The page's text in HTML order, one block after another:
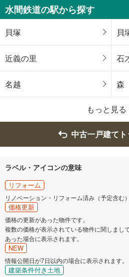
東区 西
南区 北
美原区
大阪府のそのほかの地域
豊
泉大津市
貝塚市
枚方市 茨
八尾市 泉
水間鉄道の駅から探す
貝塚 貝
近義の里 石
名越 森
もっと見る
中古一戸建て
ラベル・アイコンの意味
リフォーム
リノベーション・リフォーム済み（予定含む
価格更新
価格の更新があった物件です。
複数の価格が表示されている物件に関しまし
あった場合に表示されます。
NEW
情報公開日が7日以内の場合に表示されます。
建築条件付き土地